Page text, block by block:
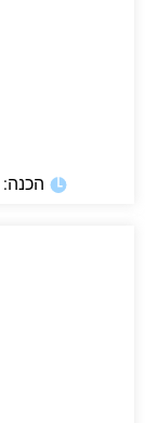
הכנה: 120 דקות